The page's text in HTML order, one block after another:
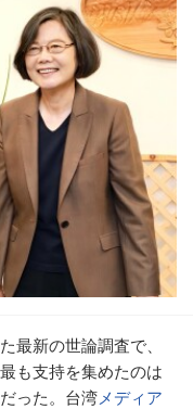
最新の世論調査で、
も支持を集めたのは
った。台湾メディア